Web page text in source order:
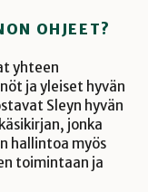
OHJEET?
yhteen
ja yleiset hyvän
Sleyn hyvän
jonka
hallintoa myös
toimintaan ja